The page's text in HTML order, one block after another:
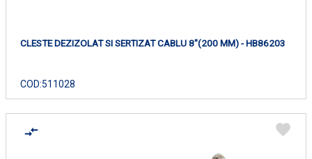
CLESTE DEZIZOLAT SI SERTIZAT CABLU 8"(200 MM) - HB86203
COD:511028